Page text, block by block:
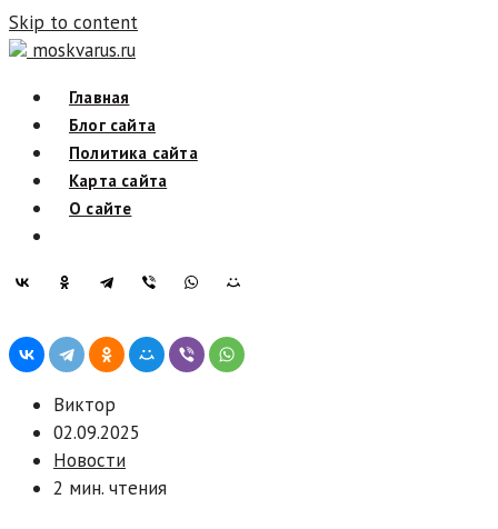
Skip to content
moskvarus.ru
Главная
Блог сайта
Политика сайта
Карта сайта
О сайте
Виктор
02.09.2025
Новости
2 мин. чтения